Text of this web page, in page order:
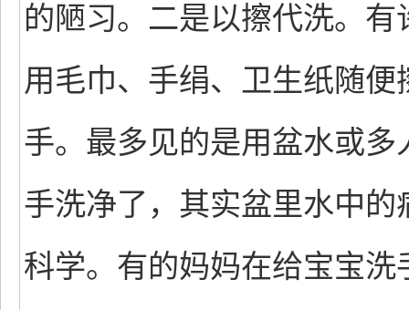
的陋习。二是以擦代洗。
用毛巾、手绢、卫生纸随
手。最多见的是用盆水或
手洗净了，其实盆里水中
科学。有的妈妈在给宝宝